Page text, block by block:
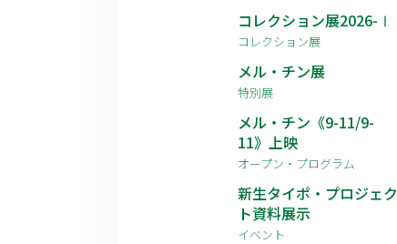
コレクション展2026-Ⅰ
コレクション展
メル・チン展
特別展
メル・チン《9-11/9-
11》上映
オープン・プログラム
新生タイポ・プロジェク
ト資料展示
イベント